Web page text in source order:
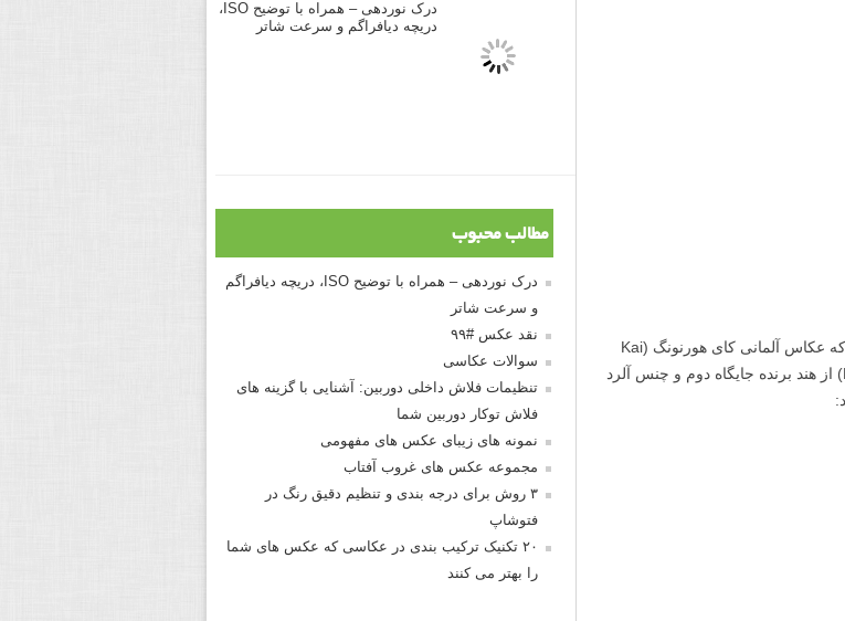
درک نوردهی – همراه با توضیح ISO،
دریچه دیافراگم و سرعت شاتر
مطالب محبوب
درک نوردهی – همراه با توضیح ISO، دریچه دیافراگم
و سرعت شاتر
نقد عکس #۹۹
سوالات عکاسی
تنظیمات فلاش داخلی دوربین: آشنایی با گزینه های
فلاش توکار دوربین شما
نمونه های زیبای عکس های مفهومی
مجموعه عکس های غروب آفتاب
۳ روش برای درجه بندی و تنظیم دقیق رنگ در
فتوشاپ
۲۰ تکنیک ترکیب بندی در عکاسی که عکس های شما
را بهتر می کنند